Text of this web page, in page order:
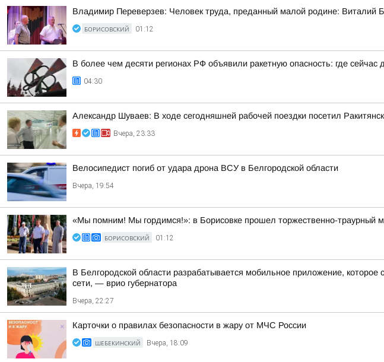
Владимир Переверзев: Человек труда, преданный малой родине: Виталий
БОРИСОВСКИЙ 01:12
В более чем десяти регионах РФ объявили ракетную опасность: где сейчас
04:30
Александр Шуваев: В ходе сегодняшней рабочей поездки посетил
Вчера, 23:33
Велосипедист погиб от удара дрона ВСУ в Белгородской области
Вчера, 19:54
«Мы помним! Мы гордимся!»: в Борисовке прошел торжественно-траурный
БОРИСОВСКИЙ 01:12
В Белгородской области разрабатывается мобильное приложение,
сети, — врио губернатора
Вчера, 22:27
Карточки о правилах безопасности в жару от МЧС России
ШЕБЕКИНСКИЙ Вчера, 18:09